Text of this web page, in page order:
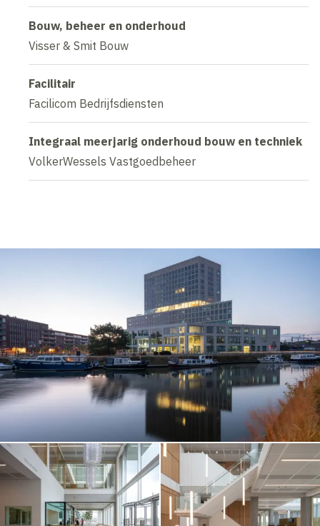
Bouw, beheer en onderhoud
Visser & Smit Bouw
Facilitair
Facilicom Bedrijfsdiensten
Integraal meerjarig onderhoud bouw en techniek
VolkerWessels Vastgoedbeheer